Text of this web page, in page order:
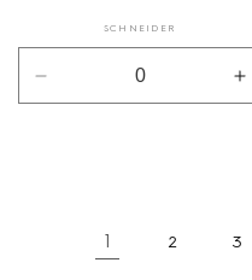
SCHNEIDER
Verringere
die
2 3